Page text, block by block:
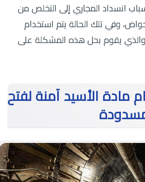
انسداد المجاري إلى التخلص من
وفي تلك الحالة يتم استخدام
والذي يقوم بحل هذه المشكلة على
مادة الأسيد آمنة لفتح